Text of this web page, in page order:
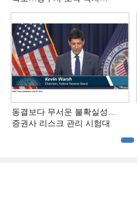
증권사 (5)]
동결보다 무서운 불확실성…
증권사 리스크 관리 시험대